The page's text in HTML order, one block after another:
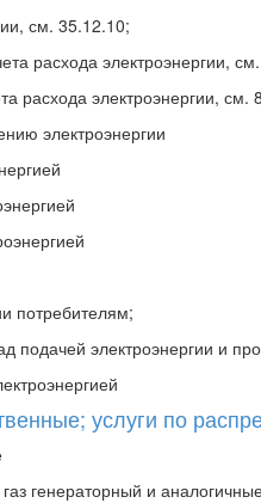
см. 35.12.10;
расхода электроэнергии,
расхода электроэнергии, см.
электроэнергии
потребителям;
подачей электроэнергии и
услуги по
генераторный и